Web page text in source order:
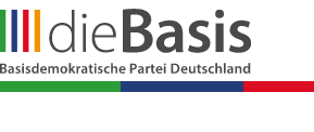
Zum
springen